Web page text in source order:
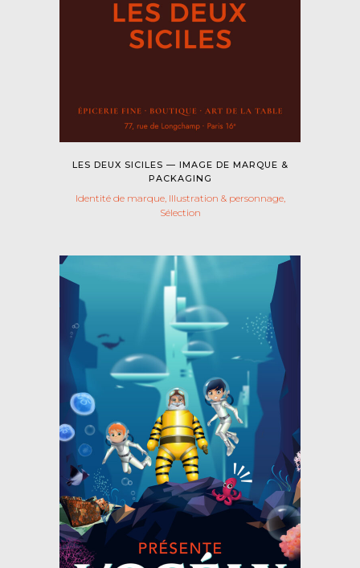
LES DEUX SICILES — IMAGE DE MARQUE &
PACKAGING
Identité de marque, Illustration & personnage,
Sélection